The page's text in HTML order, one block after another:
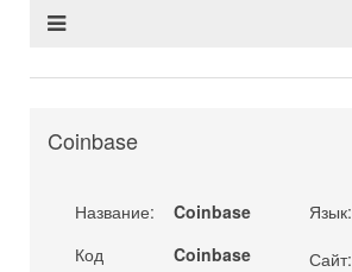
Coinbase
Название:
Coinbase
Код
Coinbase
Язык:
Сайт: